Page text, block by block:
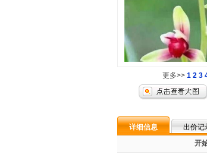
更多>> 1 2 3
详细信息 出价记
开